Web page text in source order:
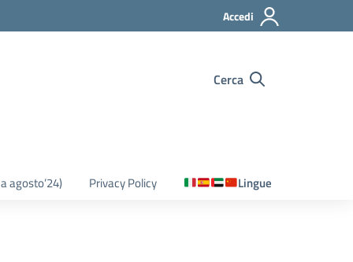
Accedi
Cerca
agosto’24) Privacy Policy Lingue